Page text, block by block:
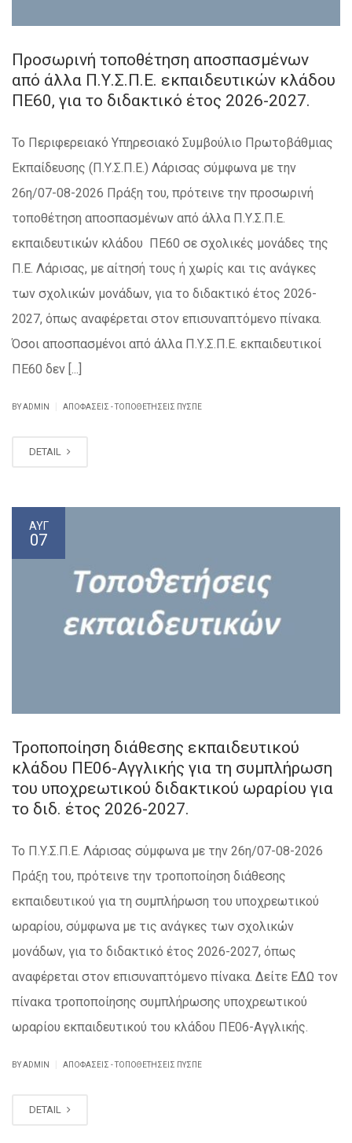
Προσωρινή τοποθέτηση αποσπασμένων
από άλλα Π.Υ.Σ.Π.Ε. εκπαιδευτικών κλάδου
ΠΕ60, για το διδακτικό έτος 2026-2027.
Το Περιφερειακό Υπηρεσιακό Συμβούλιο Πρωτοβάθμιας
Εκπαίδευσης (Π.Υ.Σ.Π.Ε.) Λάρισας σύμφωνα με την
26η/07-08-2026 Πράξη του, πρότεινε την προσωρινή
τοποθέτηση αποσπασμένων από άλλα Π.Υ.Σ.Π.Ε.
εκπαιδευτικών κλάδου ΠΕ60 σε σχολικές μονάδες της
Π.Ε. Λάρισας, με αίτησή τους ή χωρίς και τις ανάγκες
των σχολικών μονάδων, για το διδακτικό έτος 2026-
2027, όπως αναφέρεται στον επισυναπτόμενο πίνακα.
Όσοι αποσπασμένοι από άλλα Π.Υ.Σ.Π.Ε. εκπαιδευτικοί
ΠΕ60 δεν [...]
BY ADMIN ΑΠΟΦΆΣΕΙΣ - ΤΟΠΟΘΕΤΉΣΕΙΣ ΠΥΣΠΕ
DETAIL
ΑΥΓ
07
Τροποποίηση διάθεσης εκπαιδευτικού
κλάδου ΠΕ06-Αγγλικής για τη συμπλήρωση
του υποχρεωτικού διδακτικού ωραρίου για
το διδ. έτος 2026-2027.
Το Π.Υ.Σ.Π.Ε. Λάρισας σύμφωνα με την 26η/07-08-2026
Πράξη του, πρότεινε την τροποποίηση διάθεσης
εκπαιδευτικού για τη συμπλήρωση του υποχρεωτικού
ωραρίου, σύμφωνα με τις ανάγκες των σχολικών
μονάδων, για το διδακτικό έτος 2026-2027, όπως
αναφέρεται στον επισυναπτόμενο πίνακα. Δείτε ΕΔΩ τον
πίνακα τροποποίησης συμπλήρωσης υποχρεωτικού
ωραρίου εκπαιδευτικού του κλάδου ΠΕ06-Αγγλικής.
BY ADMIN ΑΠΟΦΆΣΕΙΣ - ΤΟΠΟΘΕΤΉΣΕΙΣ ΠΥΣΠΕ
DETAIL